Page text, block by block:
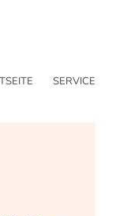
SERVICE